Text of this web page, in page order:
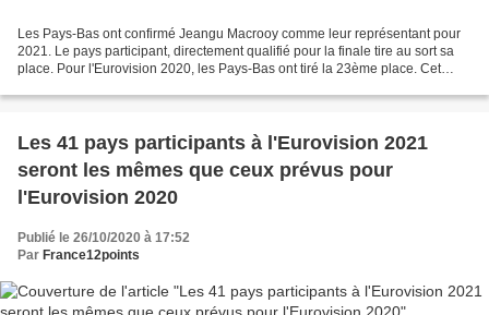
Les Pays-Bas ont confirmé Jeangu Macrooy comme leur représentant pour
2021. Le pays participant, directement qualifié pour la finale tire au sort sa
place. Pour l'Eurovision 2020, les Pays-Bas ont tiré la 23ème place. Cet
Les 41 pays participants à l'Eurovision 2021
seront les mêmes que ceux prévus pour
l'Eurovision 2020
Publié le 26/10/2020 à 17:52
Par France12points